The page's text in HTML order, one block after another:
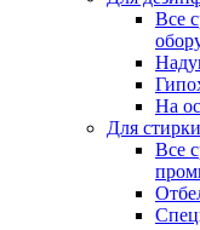
Все
На
Для стирки
Все